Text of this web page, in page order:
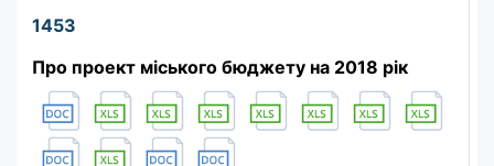
1453
Про проект міського бюджету на 2018 рік